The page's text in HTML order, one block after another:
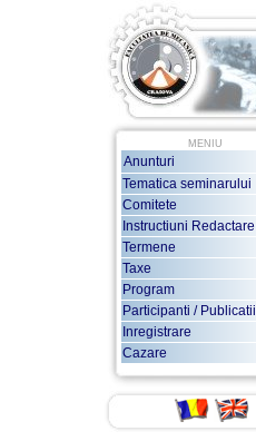
MENIU
Anunturi
Tematica seminarului
Comitete
Instructiuni Redactare
Termene
Taxe
Program
Participanti / Publicatii
Inregistrare
Cazare